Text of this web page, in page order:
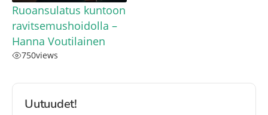
Ruoansulatus kuntoon
ravitsemushoidolla –
Hanna Voutilainen
750views
Uutuudet!